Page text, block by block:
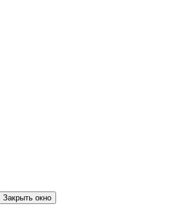
Закрыть окно